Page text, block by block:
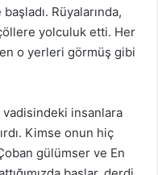
Rüyalarında,
yolculuk etti. Her
o yerleri görmüş gibi
vadisindeki insanlara
Kimse onun hiç
gülümser ve En